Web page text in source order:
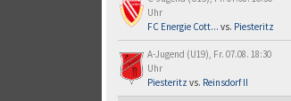
Uhr
FC Energie Cott... vs. Piesteritz
A-Jugend (U19), Fr. 07.08. 18:30
Uhr
Piesteritz vs. Reinsdorf II